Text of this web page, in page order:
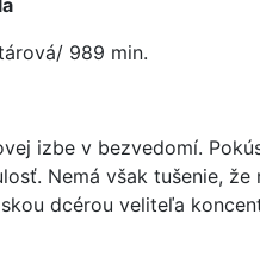
989 min.
izbe v bezvedomí.
Nemá však tušenie,
dcérou veliteľa